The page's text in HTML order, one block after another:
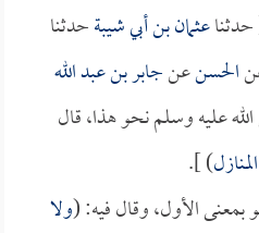
حدثناعثمان بن أبي شيبةحدثنا
الحسنعنجابر بن عبد الله
عليه وسلم نحو هذا، قال
) ].
بمعنى الأول، وقال فيه: (ولا